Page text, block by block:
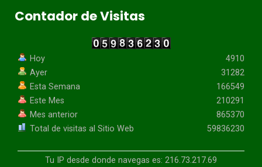
Contador de Visitas
Hoy
Ayer
Esta Semana
Este Mes
Mes anterior
Total de visitas al Sitio Web
4910
31282
166549
210291
865370
59836230
Tu IP desde donde navegas es: 216.73.217.69